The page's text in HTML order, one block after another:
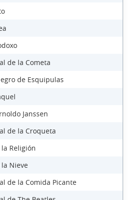
de la Cometa
de Esquipulas
Janssen
de la Croqueta
Religión
Nieve
de la Comida Picante